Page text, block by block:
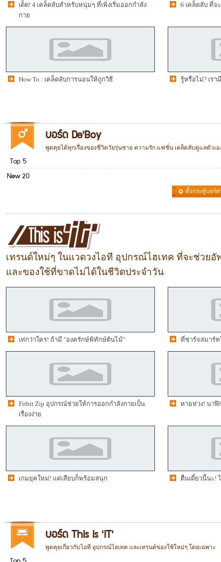
เด็ด! 4 เคล็ดลับสำหรับหนุ่มๆ ที่เพิ่งเริ่มออกกำลัง
กาย
6 เคล็ดลับ ที่จ
How To : เคล็ดลับการนอนให้ถูกวิธี รู้หรือไม่? เร
บอร์ด De'Boy
พูดคุยได้ทุกเรื่องของชีวิตวัยรุ่นชาย ความรัก แฟชั่น เคล็ดลับดูแลตัวเ
Top 5
New 20
ตั้งกระทู้บอร์
เทรนด์ใหม่ๆ ในแวดวงไอที อุปกรณ์ไฮเทค ที่จะช่วยอั
และของใช้ที่ขาดไม่ได้ในชีวิตประจำวัน
เท่กว่าใคร! ถ้ามี "องครักษ์พิทักษ์ต้นไม้" ที่ชาร์จสมาร์ท
Fitbit Zip อุปกรณ์ช่วยให้การออกกำลังกายเป็น
เรื่องง่าย
หายห่วง! นา
เกมยุคใหม่! แค่เสียบก็พร้อมสนุก ตื่นเดี๋ยวนี้นะ!
บอร์ด This is 'IT'
พูดคุยเกี่ยวกับไอที อุปกรณ์ไฮเทค และเทรนด์ของใช้ใหม่ๆ โดยเฉพาะ